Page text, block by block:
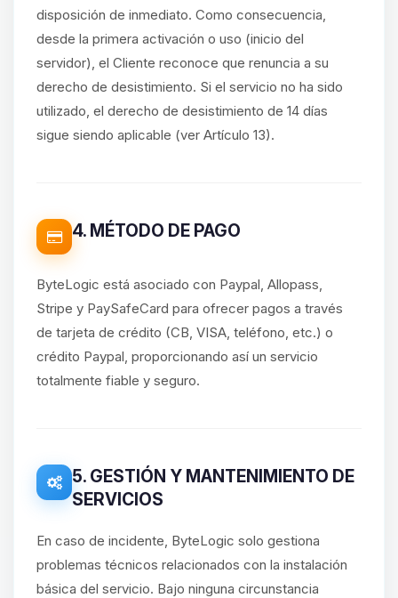
disposición de inmediato. Como consecuencia,
desde la primera activación o uso (inicio del
servidor), el Cliente reconoce que renuncia a su
derecho de desistimiento. Si el servicio no ha sido
utilizado, el derecho de desistimiento de 14 días
sigue siendo aplicable (ver Artículo 13).
4. MÉTODO DE PAGO
ByteLogic está asociado con Paypal, Allopass,
Stripe y PaySafeCard para ofrecer pagos a través
de tarjeta de crédito (CB, VISA, teléfono, etc.) o
crédito Paypal, proporcionando así un servicio
totalmente fiable y seguro.
5. GESTIÓN Y MANTENIMIENTO DE
SERVICIOS
En caso de incidente, ByteLogic solo gestiona
problemas técnicos relacionados con la instalación
básica del servicio. Bajo ninguna circunstancia